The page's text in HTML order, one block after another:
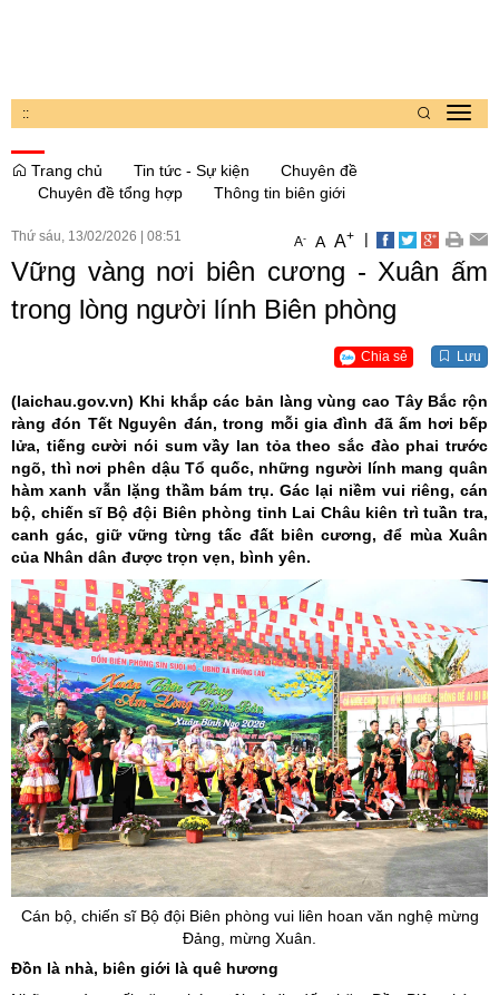
::
Trang chủ
Tin tức - Sự kiện
Chuyên đề
Chuyên đề tổng hợp
Thông tin biên giới
Thứ sáu, 13/02/2026 08:51 A- A A+ |
Vững vàng nơi biên cương - Xuân ấm
trong lòng người lính Biên phòng
Chia sẻ Lưu
(laichau.gov.vn) Khi khắp các bản làng vùng cao Tây Bắc rộn
ràng đón Tết Nguyên đán, trong mỗi gia đình đã ấm hơi bếp
lửa, tiếng cười nói sum vầy lan tỏa theo sắc đào phai trước
ngõ, thì nơi phên dậu Tổ quốc, những người lính mang quân
hàm xanh vẫn lặng thầm bám trụ. Gác lại niềm vui riêng, cán
bộ, chiến sĩ Bộ đội Biên phòng tỉnh Lai Châu kiên trì tuần tra,
canh gác, giữ vững từng tấc đất biên cương, để mùa Xuân
của Nhân dân được trọn vẹn, bình yên.
Cán bộ, chiến sĩ Bộ đội Biên phòng vui liên hoan văn nghệ mừng
Đảng, mừng Xuân.
Đồn là nhà, biên giới là quê hương